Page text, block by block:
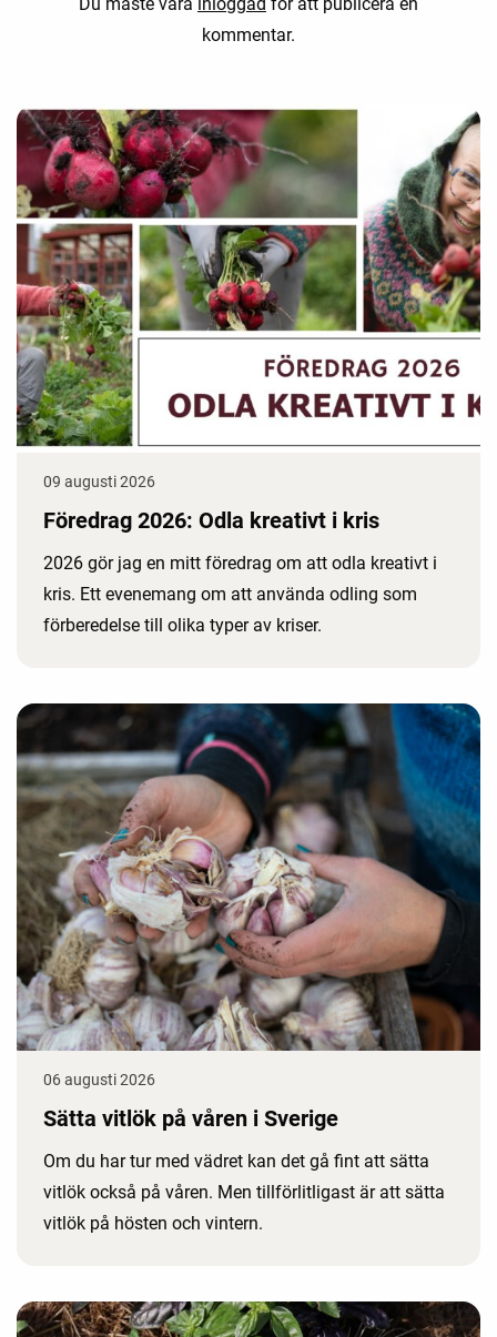
Du måste vara inloggad för att publicera en
kommentar.
09 augusti 2026
Föredrag 2026: Odla kreativt i kris
2026 gör jag en mitt föredrag om att odla kreativt i
kris. Ett evenemang om att använda odling som
förberedelse till olika typer av kriser.
06 augusti 2026
Sätta vitlök på våren i Sverige
Om du har tur med vädret kan det gå fint att sätta
vitlök också på våren. Men tillförlitligast är att sätta
vitlök på hösten och vintern.